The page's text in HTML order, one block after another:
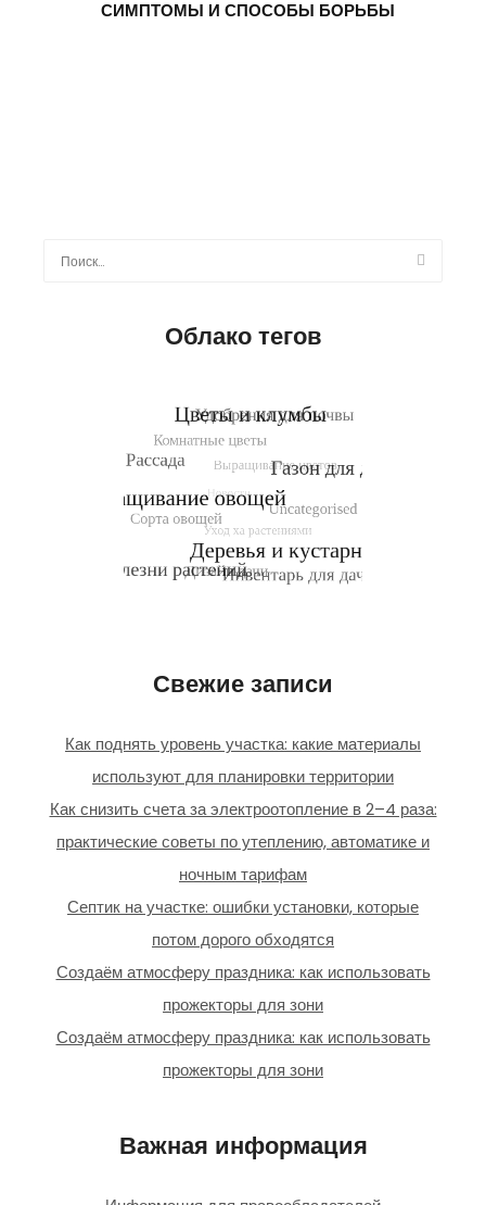
СИМПТОМЫ И СПОСОБЫ БОРЬБЫ
Найти:
Облако тегов
Свежие записи
Как поднять уровень участка: какие материалы
используют для планировки территории
Как снизить счета за электроотопление в 2–4 раза:
практические советы по утеплению, автоматике и
ночным тарифам
Септик на участке: ошибки установки, которые
потом дорого обходятся
Создаём атмосферу праздника: как использовать
прожекторы для зони
Создаём атмосферу праздника: как использовать
прожекторы для зони
Важная информация